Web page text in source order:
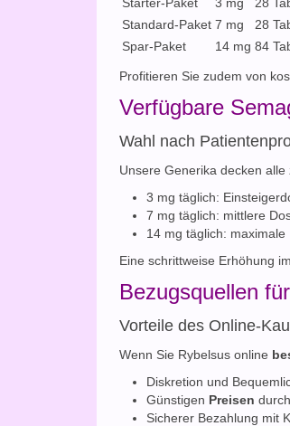
Standard-Paket 7 mg 28
Spar-Paket
14 mg 84
Profitieren Sie zudem von
Verfügbare
Wahl nach
Unsere Generika decken
3 mg täglich:
7 mg täglich: mittlere
14 mg täglich: maximale
Eine schrittweise Erhöhung
Bezugsquellen
Vorteile des Online-
Wenn Sie Rybelsus online
Diskretion und
Günstigen Preisen
Sicherer Bezahlung mit